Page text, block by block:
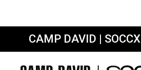
сайте СДЭК
CAMP DAVID | SOCCX